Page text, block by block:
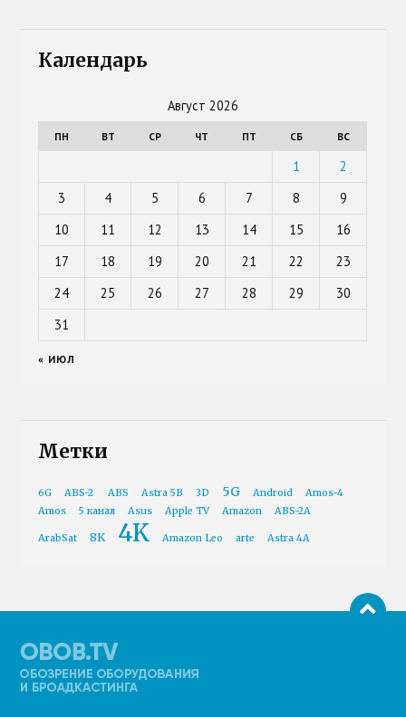
Календарь
Август 2026
ПН ВТ СР ЧТ ПТ СБ ВС
1
2
3
4 5 6 7 8
9
10
11 12 13 14 15
16
17
18 19 20 21 22
23
24
25 26 27 28 29
30
31
« ИЮЛ
Метки
6G ABS-2 ABS Astra 5B 3D 5G Android
Amos-4
Amos
5 канал Asus Apple TV Amazon ABS-2A
ArabSat 8K 4K Amazon Leo arte Astra 4A